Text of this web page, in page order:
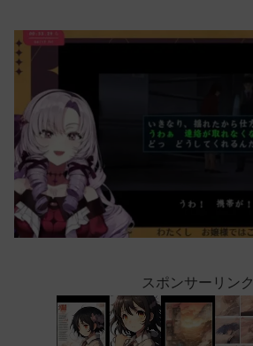
スポンサーリンク